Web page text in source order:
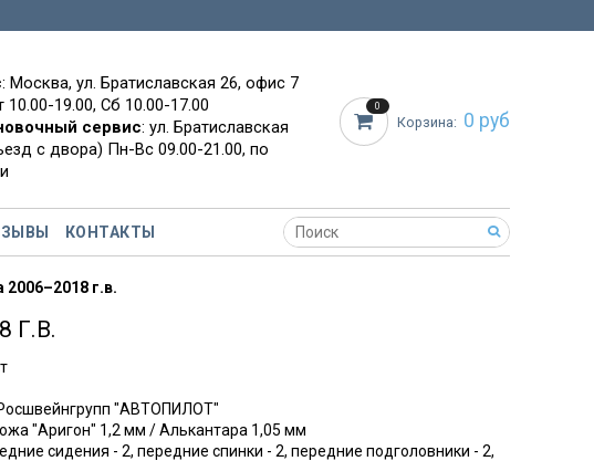
: Москва, ул. Братиславская 26, офис 7
19.00, Сб 10.00-17.00
сервис: ул. Братиславская
с двора) Пн-Вс 09.00-21.00, по
0
Корзина: 0 руб
КОНТАКТЫ
г.в.
Г.В.
"АВТОПИЛОТ"
"Аригон" 1,2 мм / Алькантара 1,05 мм
сидения - 2, передние спинки - 2, передние подголовники - 2,